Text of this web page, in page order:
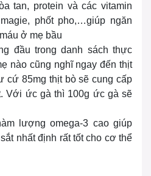
tan, protein và các vitamin
phốt pho,…giúp ngăn
ở mẹ bầu
đầu trong danh sách thực
nào cũng nghĩ ngay đến thịt
cứ 85mg thịt bò sẽ cung cấp
Với ức gà thì 100g ức gà sẽ
lượng omega-3 cao giúp
nhất định rất tốt cho cơ thể